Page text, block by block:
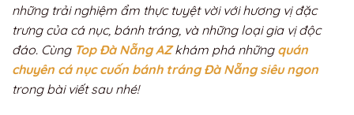
những trải nghiệm ẩm thực tuyệt vời với hương vị đặc
trưng của cá nục, bánh tráng, và những loại gia vị độc
đáo. Cùng Top Đà Nẵng AZ khám phá những quán
chuyên cá nục cuốn bánh tráng Đà Nẵng siêu ngon
trong bài viết sau nhé!